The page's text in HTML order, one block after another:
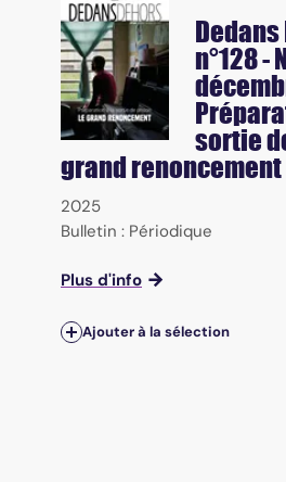
n°128 -
sortie
grand renoncement
2025
Bulletin : Périodique
Plus d'info
Ajouter à la sélection